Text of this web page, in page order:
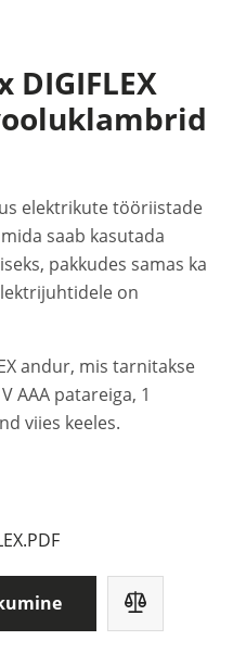
DIGIFLEX
elektrikute tööriistade
saab kasutada
pakkudes samas ka
on
andur, mis tarnitakse
AAA patareiga, 1
viies keeles.